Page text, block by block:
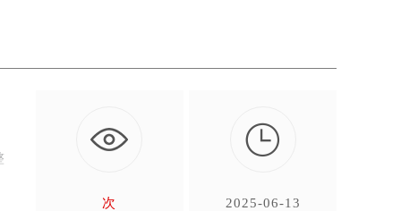
次

2025-06-13